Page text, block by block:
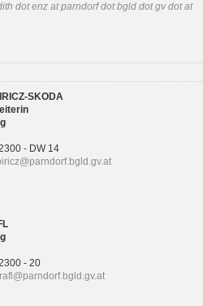
dot enz at parndorf dot bgld dot gv dot at
SKODA
- DW 14
- 20